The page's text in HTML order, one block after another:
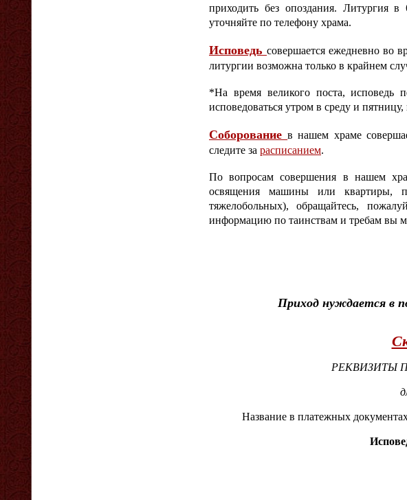
приходить без опоздания.
уточняйте по телефону храма.
Исповедь совершается ежедневно во
литургии возможна только в крайнем
*На время великого поста,
исповедоваться утром в среду и
Соборованиев нашем храме
следите за расписанием.
По вопросам совершения в нашем
освящения машины или квартиры,
тяжелобольных), обращайтесь,
информацию по таинствам и требам вы
Приход нуждается в
РЕКВИЗИТЫ
Название в платежных